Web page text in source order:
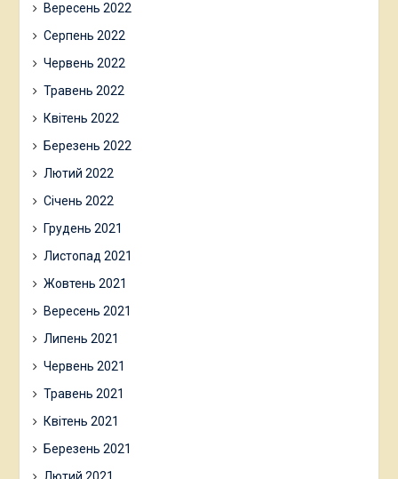
Вересень 2022
Серпень 2022
Червень 2022
Травень 2022
Квітень 2022
Березень 2022
Лютий 2022
Січень 2022
Грудень 2021
Листопад 2021
Жовтень 2021
Вересень 2021
Липень 2021
Червень 2021
Травень 2021
Квітень 2021
Березень 2021